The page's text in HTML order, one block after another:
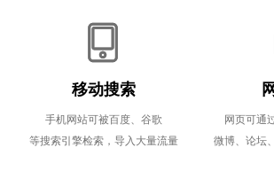
移动搜索
手机网站可被百度、谷歌
等搜索引擎检索，导入大量流量
网页可通
微博、论坛